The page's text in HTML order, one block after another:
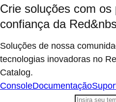
Crie soluções com os
confiança da
Soluções de nossa
tecnologias inovadoras no
Catalog.
ConsoleDocumentação